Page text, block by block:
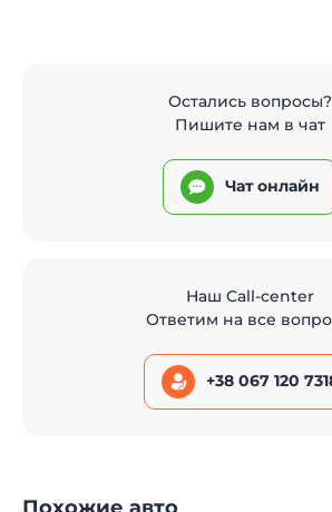
Остались вопросы?
Пишите нам в чат
Чат онлайн
Наш Call-center
Ответим на все
+38 067 120